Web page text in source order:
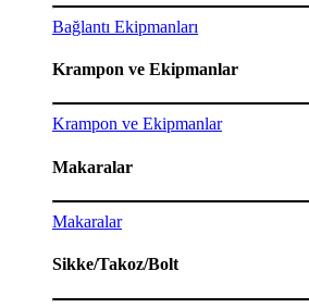
Bağlantı Ekipmanları
Krampon ve Ekipmanlar
Krampon ve Ekipmanlar
Makaralar
Makaralar
Sikke/Takoz/Bolt